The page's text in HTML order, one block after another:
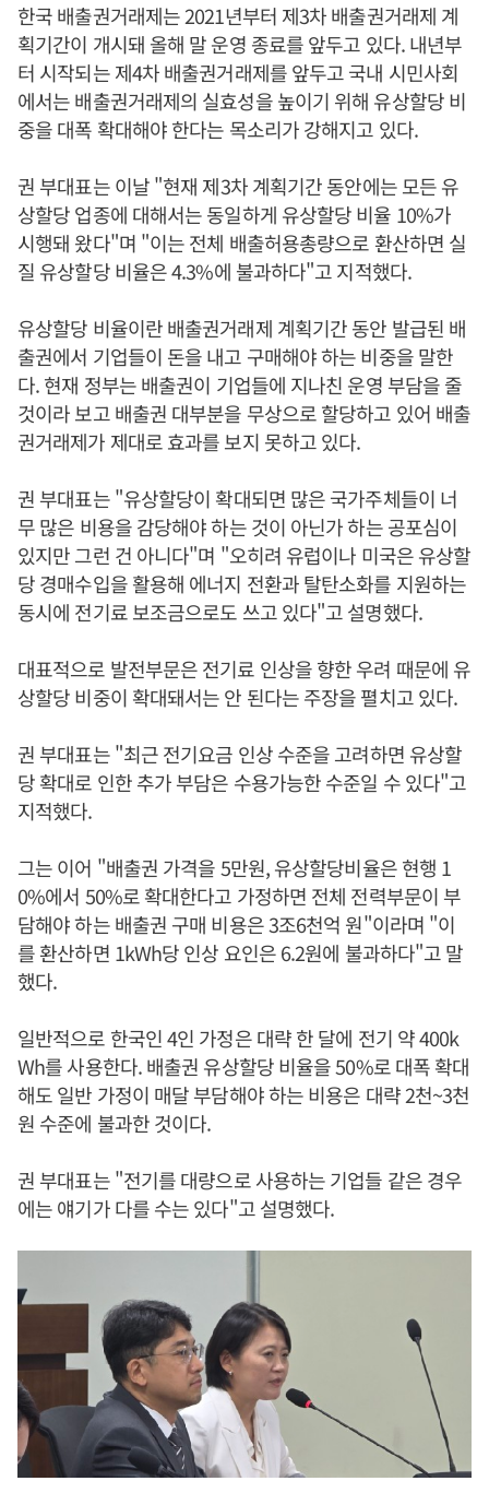
한국 배출권거래제는 2021년부터 제3차 배출권거래제 계
획기간이 개시돼 올해 말 운영 종료를 앞두고 있다. 내년부
터 시작되는 제4차 배출권거래제를 앞두고 국내 시민사회
에서는 배출권거래제의 실효성을 높이기 위해 유상할당 비
중을 대폭 확대해야 한다는 목소리가 강해지고 있다.
권 부대표는 이날 "현재 제3차 계획기간 동안에는 모든 유
상할당 업종에 대해서는 동일하게 유상할당 비율 10%가
시행돼 왔다"며 "이는 전체 배출허용총량으로 환산하면 실
질 유상할당 비율은 4.3%에 불과하다"고 지적했다.
유상할당 비율이란 배출권거래제 계획기간 동안 발급된 배
출권에서 기업들이 돈을 내고 구매해야 하는 비중을 말한
다. 현재 정부는 배출권이 기업들에 지나친 운영 부담을 줄
것이라 보고 배출권 대부분을 무상으로 할당하고 있어 배출
권거래제가 제대로 효과를 보지 못하고 있다.
권 부대표는 "유상할당이 확대되면 많은 국가주체들이 너
무 많은 비용을 감당해야 하는 것이 아닌가 하는 공포심이
있지만 그런 건 아니다"며 "오히려 유럽이나 미국은 유상할
당 경매수입을 활용해 에너지 전환과 탈탄소화를 지원하는
동시에 전기료 보조금으로도 쓰고 있다"고 설명했다.
대표적으로 발전부문은 전기료 인상을 향한 우려 때문에 유
상할당 비중이 확대돼서는 안 된다는 주장을 펼치고 있다.
권 부대표는 "최근 전기요금 인상 수준을 고려하면 유상할
당 확대로 인한 추가 부담은 수용가능한 수준일 수 있다"고
지적했다.
그는 이어 "배출권 가격을 5만원, 유상할당비율은 현행 1
0%에서 50%로 확대한다고 가정하면 전체 전력부문이 부
담해야 하는 배출권 구매 비용은 3조6천억 원"이라며 "이
를 환산하면 1kWh당 인상 요인은 6.2원에 불과하다"고 말
했다.
일반적으로 한국인 4인 가정은 대략 한 달에 전기 약 400k
Wh를 사용한다. 배출권 유상할당 비율을 50%로 대폭 확대
해도 일반 가정이 매달 부담해야 하는 비용은 대략 2천~3천
원 수준에 불과한 것이다.
권 부대표는 "전기를 대량으로 사용하는 기업들 같은 경우
에는 얘기가 다를 수는 있다"고 설명했다.